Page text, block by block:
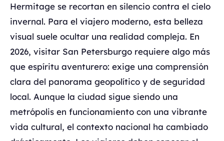
Hermitage se recortan en silencio contra el cielo
invernal. Para el viajero moderno, esta belleza
visual suele ocultar una realidad compleja. En
2026, visitar San Petersburgo requiere algo más
que espíritu aventurero: exige una comprensión
clara del panorama geopolítico y de seguridad
local. Aunque la ciudad sigue siendo una
metrópolis en funcionamiento con una vibrante
vida cultural, el contexto nacional ha cambiado